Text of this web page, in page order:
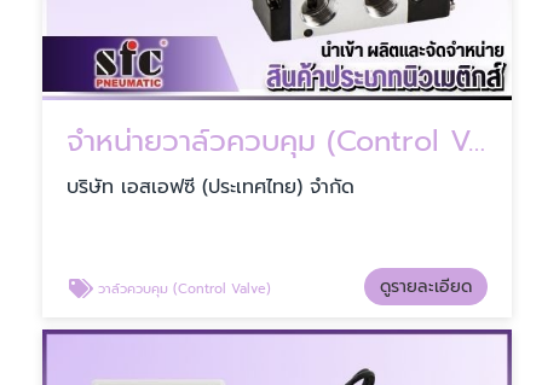
จำหน่ายวาล์วควบคุม (Control Valve)
บริษัท เอสเอฟซี (ประเทศไทย) จำกัด
วาล์วควบคุม (Control Valve) ดูรายละเอียด